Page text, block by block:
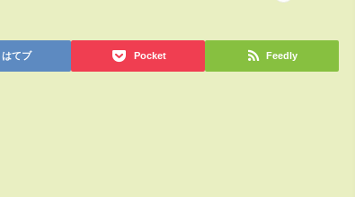
はてブ Pocket Feedly